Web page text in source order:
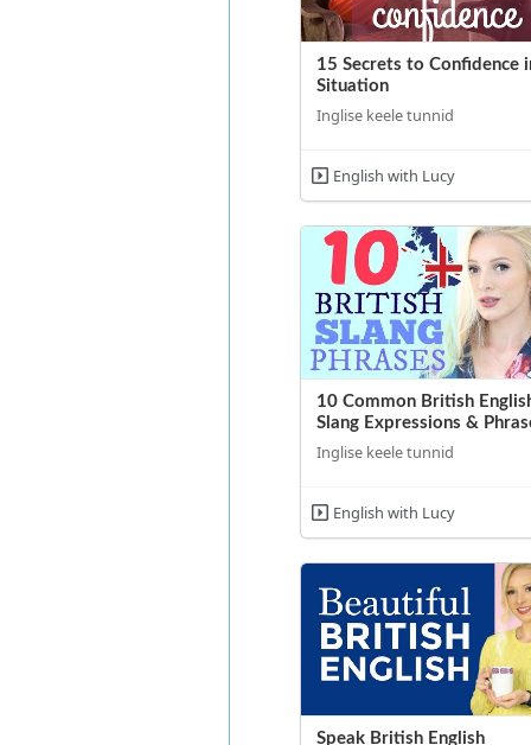
15 Secrets to Confidence
Situation
Inglise keele tunnid
English with Lucy
10 Common British
Slang Expressions &
Inglise keele tunnid
English with Lucy
Speak British English